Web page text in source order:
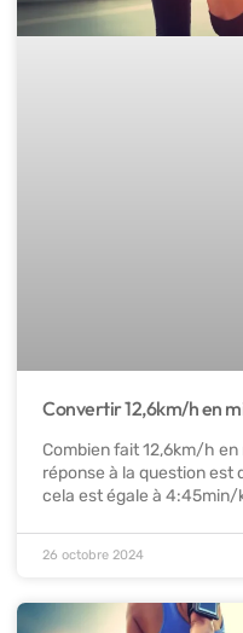
Convertir 12,6km/h en
Combien fait 12,6km/h
réponse à la question est
cela est égale à 4:45min/
26 octobre 2024